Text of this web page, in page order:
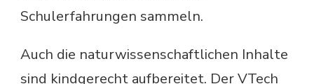
Schulerfahrungen sammeln.
Auch die naturwissenschaftlichen Inhalte
sind kindgerecht aufbereitet. Der VTech